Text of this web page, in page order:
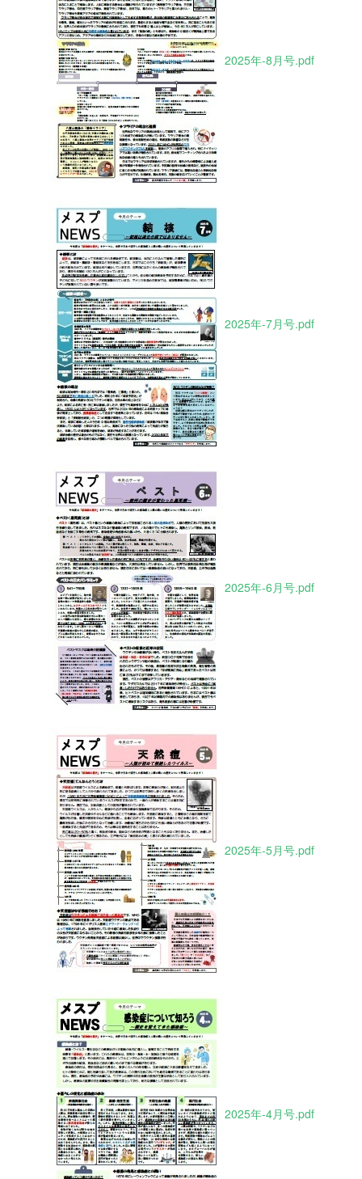
2025年-8月号.pdf
2025年-7月号.pdf
2025年-6月号.pdf
2025年-5月号.pdf
2025年-4月号.pdf